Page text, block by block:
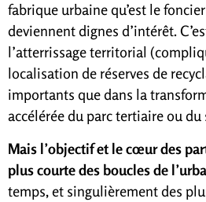
fabrique urbaine qu’est le
deviennent dignes d’intérêt.
l’atterrissage territorial
localisation de réserves de
importants que dans la
accélérée du parc tertiaire ou
Mais l’objectif et le cœur des
plus courte des boucles de
temps, et singulièrement des